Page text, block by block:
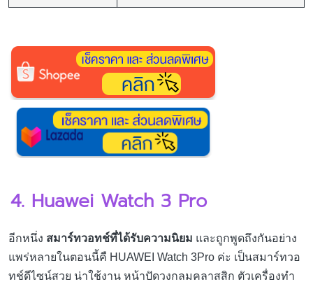
4. Huawei Watch 3 Pro
อีกหนึ่ง สมาร์ทวอทช์ที่ได้รับความนิยม และถูกพูดถึงกันอย่าง
แพร่หลายในตอนนี้คื HUAWEI Watch 3Pro ค่ะ เป็นสมาร์ทวอ
ทช์ดีไซน์สวย น่าใช้งาน หน้าปัดวงกลมคลาสสิก ตัวเครื่องทำ